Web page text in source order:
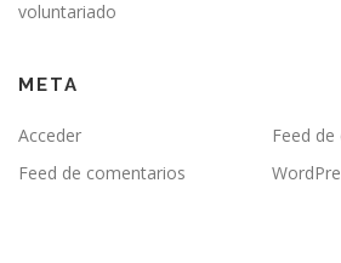
voluntariado
META
Acceder
Feed
Feed de comentarios